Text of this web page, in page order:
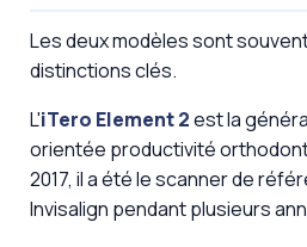
Les deux modèles sont
distinctions clés.
L'iTero Element 2est la
orientée productivité
2017, il a été le scanner de
Invisalign pendant plusieurs